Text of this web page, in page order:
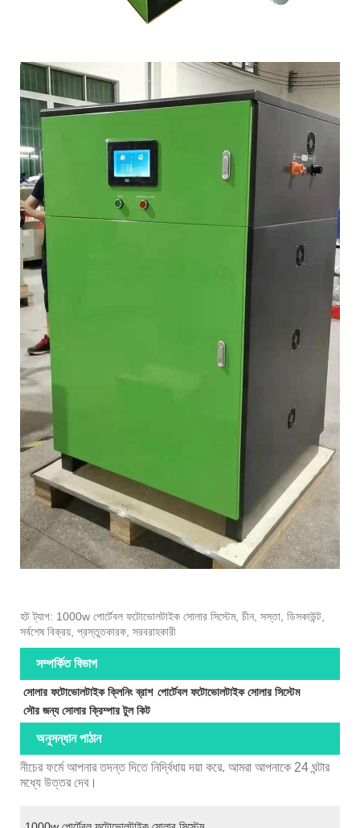
হট ট্যাগ: 1000w পোর্টেবল ফটোভোলটাইক সোলার সিস্টেম, চীন, সস্তা, ডিসকাউন্ট,
সর্বশেষ বিক্রয়, প্রস্তুতকারক, সরবরাহকারী
সম্পর্কিত বিভাগ
সোলার ফটোভোলটাইক ক্লিনিং ব্রাশ পোর্টেবল ফটোভোলটাইক সোলার সিস্টেম
সৌর জন্য সোলার ক্রিম্পার টুল কিট
অনুসন্ধান পাঠান
নীচের ফর্মে আপনার তদন্ত দিতে নির্দ্বিধায় দয়া করে. আমরা আপনাকে 24 ঘন্টার
মধ্যে উত্তর দেব।